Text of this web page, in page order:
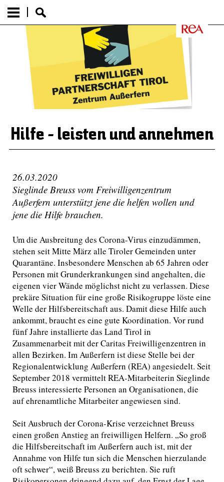
Hilfe - leisten und annehmen
26.03.2020
Sieglinde Breuss vom Freiwilligenzentrum
Außerfern unterstützt jene die helfen wollen und
jene die Hilfe brauchen.
Um die Ausbreitung des Corona-Virus einzudämmen,
stehen seit Mitte März alle Tiroler Gemeinden unter
Quarantäne. Insbesondere Menschen ab 65 Jahren oder
Personen mit Grunderkrankungen sind angehalten, die
eigenen vier Wände möglichst nicht zu verlassen. Diese
prekäre Situation für eine große Risikogruppe löste eine
Welle der Hilfsbereitschaft aus. Damit diese Hilfe auch
ankommt, braucht es eine gute Koordination. Vor rund
fünf Jahre installierte das Land Tirol in
Zusammenarbeit mit der Caritas Freiwilligenzentren in
allen Bezirken. Im Außerfern ist diese Stelle bei der
Regionalentwicklung Außerfern (REA) angesiedelt. Seit
September 2018 vermittelt REA-Mitarbeiterin Sieglinde
Breuss interessierte Personen an Organisationen, die
auf ehrenamtliche Mitarbeiter angewiesen sind.
Seit Ausbruch der Corona-Krise verzeichnet Breuss
einen großen Anstieg an freiwilligen Helfern. „So groß
die Hilfsbereitschaft im Außerfern auch ist, mit der
Annahme von Hilfe tun sich die Menschen hierzulande
oft schwer“, weiß Breuss zu berichten. Sie ruft